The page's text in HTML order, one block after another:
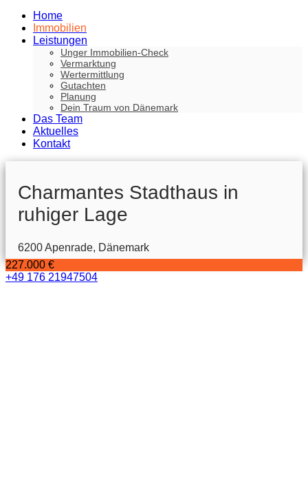
Home
Immobilien
Leistungen
Unger Immobilien-Check
Vermarktung
Wertermittlung
Gutachten
Planung
Dein Traum von Dänemark
Das Team
Aktuelles
Kontakt
Charmantes Stadthaus in
ruhiger Lage
6200 Apenrade, Dänemark
227.000 €
+49 176 21947504